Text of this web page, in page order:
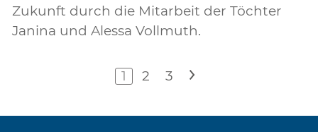
Zukunft durch die Mitarbeit der Töchter
Janina und Alessa Vollmuth.
1 2 3 >